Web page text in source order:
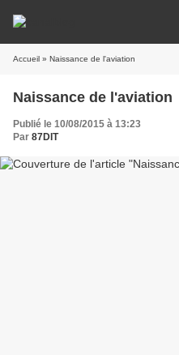
Accueil » Naissance de l'aviation
Naissance de l'aviation
Publié le 10/08/2015 à 13:23
Par 87DIT